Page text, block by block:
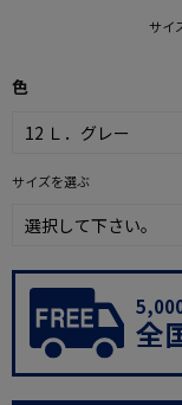
サイ
色
サイズを選ぶ
全